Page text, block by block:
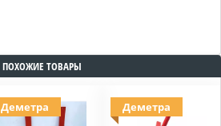
ПОХОЖИЕ ТОВАРЫ
Деметра Деметра